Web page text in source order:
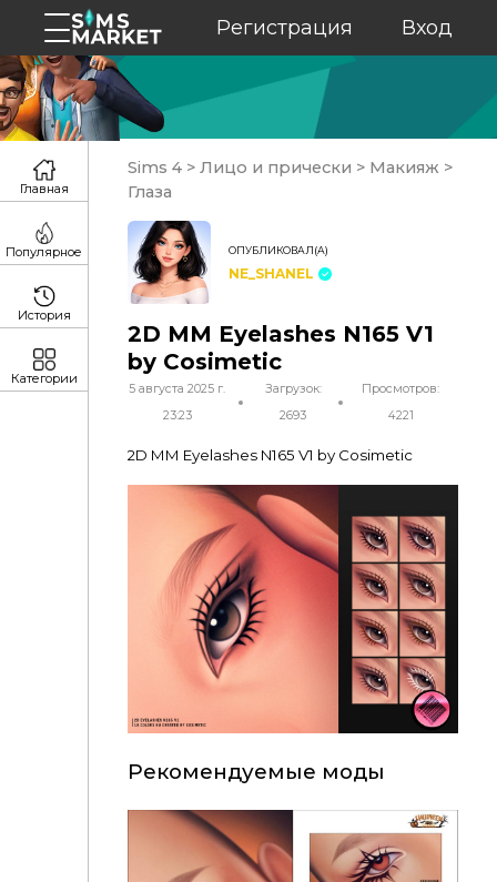
Регистрация Вход
Sims 4 > Лицо и прически > Макияж >
Глаза
ОПУБЛИКОВАЛ(А)
NE_SHANEL
2D MM Eyelashes N165 V1
by Cosimetic
5 августа 2025 г.
23:23
Загрузок:
2693
Просмотров:
4221
2D MM Eyelashes N165 V1 by Cosimetic
Рекомендуемые моды
Главная
Популярное
История
Категории